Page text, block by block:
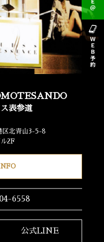
表参道
区北青山3-5-8
2F
6558
公式LINE